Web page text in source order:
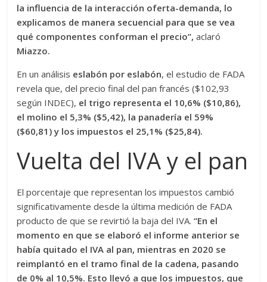
la influencia de la interacción oferta-demanda, lo
explicamos de manera secuencial para que se vea
qué componentes conforman el precio”, aclaró
Miazzo.
En un análisis eslabón por eslabón, el estudio de FADA
revela que, del precio final del pan francés ($102,93
según INDEC), el trigo representa el 10,6% ($10,86),
el molino el 5,3% ($5,42), la panadería el 59%
($60,81) y los impuestos el 25,1% ($25,84).
Vuelta del IVA y el pan
El porcentaje que representan los impuestos cambió
significativamente desde la última medición de FADA
producto de que se revirtió la baja del IVA.“En el
momento en que se elaboró el informe anterior se
había quitado el IVA al pan, mientras en 2020 se
reimplantó en el tramo final de la cadena, pasando
de 0% al 10,5%. Esto llevó a que los impuestos, que